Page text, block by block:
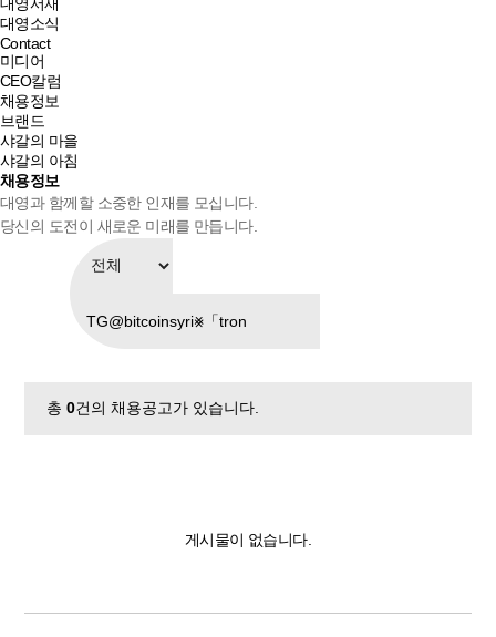
대영소식
Contact
미디어
CEO칼럼
채용정보
브랜드
샤갈의 마을
샤갈의 아침
채용정보
대영과 함께할 소중한 인재를 모십니다.
당신의 도전이 새로운 미래를 만듭니다.
총0건의 채용공고가 있습니다.
게시물이 없습니다.